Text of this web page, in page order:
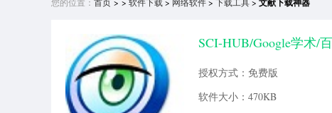
文献下载神器
SCI-HUB/Google学术/
授权方式：免费版
软件大小：470KB